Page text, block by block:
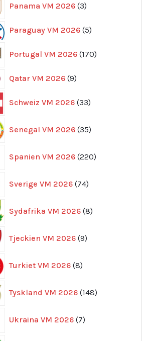
Panama VM 2026 3
produkter
Paraguay VM 2026 55
Portugal VM 2026 170
produkter
Qatar VM 2026 99
Schweiz VM 2026 33
produkter
Senegal VM 2026 35
produkter
Spanien VM 2026 220
produkter
Sverige VM 2026 74
produkter
Sydafrika VM 2026 8
produkter
Tjeckien VM 2026 9
produkter
Turkiet VM 2026 8
produkter
Tyskland VM 2026 148
produkter
Ukraina VM 2026 7
produkter